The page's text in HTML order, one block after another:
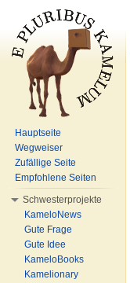
Hauptseite
Wegweiser
Zufällige Seite
Empfohlene Seiten
Schwesterprojekte
KameloNews
Gute Frage
Gute Idee
KameloBooks
Kamelionary